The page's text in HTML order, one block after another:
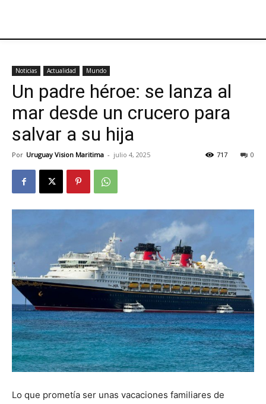
Noticias Actualidad Mundo
Un padre héroe: se lanza al
mar desde un crucero para
salvar a su hija
Por Uruguay Vision Maritima - julio 4, 2025 0
717
Lo que prometía ser unas vacaciones familiares de